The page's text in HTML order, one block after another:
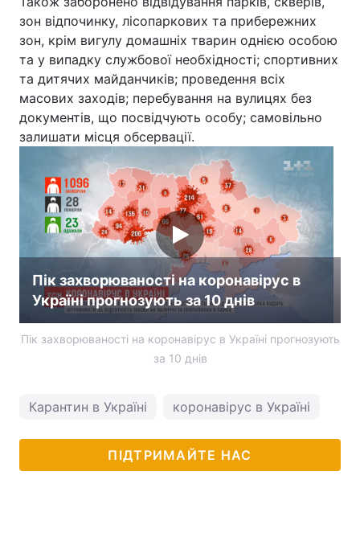
зон відпочинку, лісопаркових та прибережних
зон, крім вигулу домашніх тварин однією особою
та у випадку службової необхідності; спортивних
та дитячих майданчиків; проведення всіх
масових заходів; перебування на вулицях без
документів, що посвідчують особу; самовільно
залишати місця обсервації.
Пік захворюваності на коронавірус в
Україні прогнозують за 10 днів
Пік захворюваності на коронавірус в Україні прогнозують
за 10 днів
Карантин в Україні коронавірус в Україні
ПІДТРИМАЙТЕ НАС